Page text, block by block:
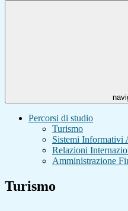
Percorsi di studio
Turismo
Sistemi Informativi
Relazioni
Amministrazione
Turismo